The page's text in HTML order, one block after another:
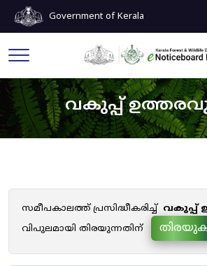
Government of Kerala
വകുപ്പ്
സമീപകാലത്ത് പ്രസിദ്ധീകരിച്ച് വകുപ്പ്
വിപുലമായി തിരയുന്നതിന്